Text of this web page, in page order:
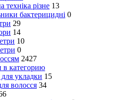
техніка різне 13
бактерицидні 0
29
14
10
0
2427
в категорию
укладки 15
волосся 34